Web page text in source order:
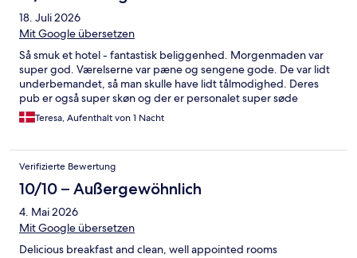
18. Juli 2026
Mit Google übersetzen
Så smuk et hotel - fantastisk beliggenhed. Morgenmaden var
super god. Værelserne var pæne og sengene gode. De var lidt
underbemandet, så man skulle have lidt tålmodighed. Deres
pub er også super skøn og der er personalet super søde
Teresa, Aufenthalt von 1 Nacht
Verifizierte Bewertung
10/10 – Außergewöhnlich
4. Mai 2026
Mit Google übersetzen
Delicious breakfast and clean, well appointed rooms